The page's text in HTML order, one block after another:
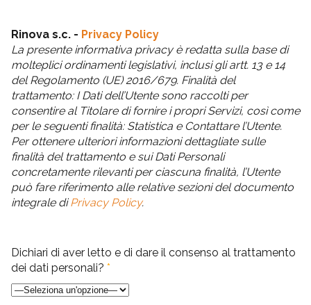
Rinova s.c. - Privacy Policy
La presente informativa privacy è redatta sulla base di
molteplici ordinamenti legislativi, inclusi gli artt. 13 e 14
del Regolamento (UE) 2016/679. Finalità del
trattamento: I Dati dell’Utente sono raccolti per
consentire al Titolare di fornire i propri Servizi, così come
per le seguenti finalità: Statistica e Contattare l’Utente.
Per ottenere ulteriori informazioni dettagliate sulle
finalità del trattamento e sui Dati Personali
concretamente rilevanti per ciascuna finalità, l’Utente
può fare riferimento alle relative sezioni del documento
integrale diPrivacy Policy.
Dichiari di aver letto e di dare il consenso al trattamento
dei dati personali? *